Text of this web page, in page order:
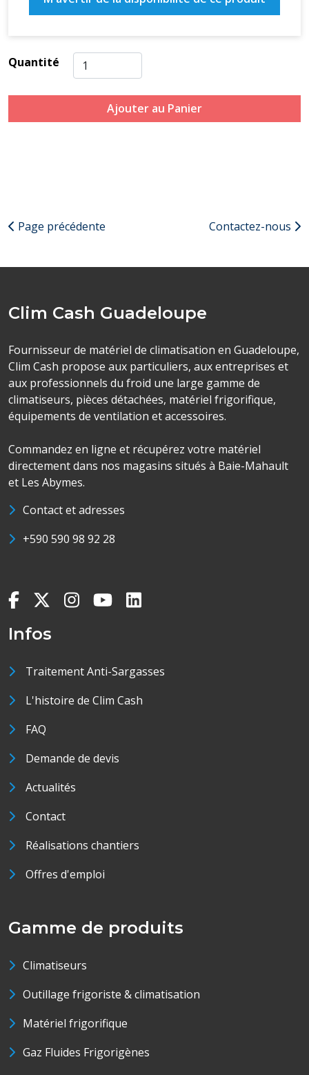
Quantité
Ajouter au Panier
Page précédente Contactez-nous
Clim Cash Guadeloupe
Fournisseur de matériel de climatisation en Guadeloupe,
Clim Cash propose aux particuliers, aux entreprises et
aux professionnels du froid une large gamme de
climatiseurs, pièces détachées, matériel frigorifique,
équipements de ventilation et accessoires.
Commandez en ligne et récupérez votre matériel
directement dans nos magasins situés à Baie-Mahault
et Les Abymes.
Contact et adresses
+590 590 98 92 28
Infos
Traitement Anti-Sargasses
L'histoire de Clim Cash
FAQ
Demande de devis
Actualités
Contact
Réalisations chantiers
Offres d'emploi
Gamme de produits
Climatiseurs
Outillage frigoriste & climatisation
Matériel frigorifique
Gaz Fluides Frigorigènes